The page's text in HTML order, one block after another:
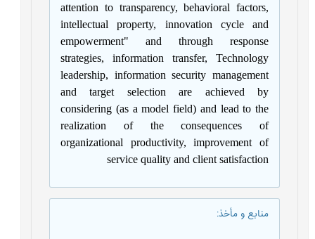
attention to transparency, behavioral factors,
intellectual property, innovation cycle and
empowerment" and through response
strategies, information transfer, Technology
leadership, information security management
and target selection are achieved by
considering (as a model field) and lead to the
realization of the consequences of
organizational productivity, improvement of
service quality and client satisfaction
منابع و مأخذ: